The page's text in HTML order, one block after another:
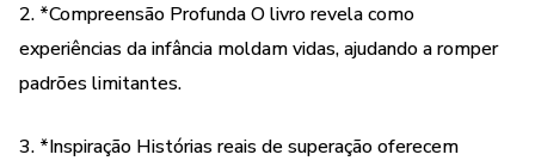
apenas relatos, mas testemunhos de resiliência e
superação.
encontrará ferramentas práticas e reflexões que o ajudarão
2. *Compreensão Profunda O livro revela como
experiências da infância moldam vidas, ajudando a romper
padrões limitantes.
3. *Inspiração Histórias reais de superação oferecem